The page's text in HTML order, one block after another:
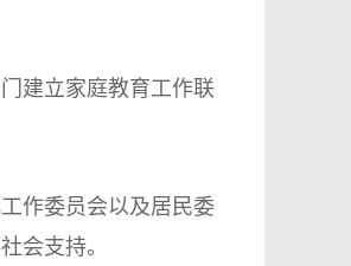
建立家庭教育工作联
作委员会以及居民委
会支持。